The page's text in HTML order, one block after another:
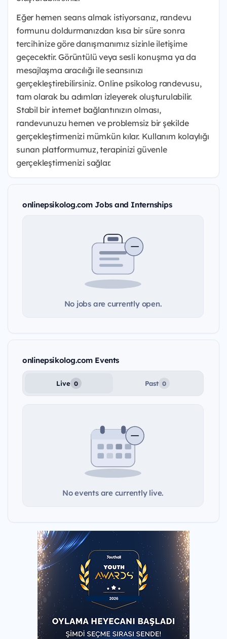
Eğer hemen seans almak istiyorsanız, randevu
formunu doldurmanızdan kısa bir süre sonra
tercihinize göre danışmanımız sizinle iletişime
geçecektir. Görüntülü veya sesli konuşma ya da
mesajlaşma aracılığı ile seansınızı
gerçekleştirebilirsiniz. Online psikolog randevusu,
tam olarak bu adımları izleyerek oluşturulabilir.
Stabil bir internet bağlantınızın olması,
randevunuzu hemen ve problemsiz bir şekilde
gerçekleştirmenizi mümkün kılar. Kullanım kolaylığı
sunan platformumuz, terapinizi güvenle
gerçekleştirmenizi sağlar.
onlinepsikolog.com Jobs and Internships
No jobs are currently open.
onlinepsikolog.com Events
Live 0 Past 0
No events are currently live.